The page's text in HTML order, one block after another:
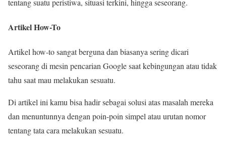
tentang suatu peristiwa, situasi terkini, hingga seseorang.
Artikel How-To
Artikel how-to sangat berguna dan biasanya sering dicari
seseorang di mesin pencarian Google saat kebingungan atau tidak
tahu saat mau melakukan sesuatu.
Di artikel ini kamu bisa hadir sebagai solusi atas masalah mereka
dan menuntunnya dengan poin-poin simpel atau urutan nomor
tentang tata cara melakukan sesuatu.